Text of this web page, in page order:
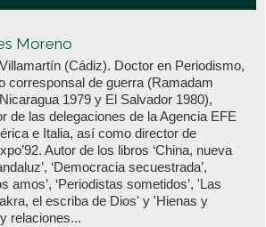
Moreno
(Cádiz). Doctor en Periodismo,
corresponsal de guerra (Ramadam
1979 y El Salvador 1980),
de las delegaciones de la Agencia EFE
e Italia, así como director de
Autor de los libros ‘China, nueva
‘Democracia secuestrada’,
amos’, ‘Periodistas sometidos’, 'Las
el escriba de Dios' y 'Hienas y
relaciones...